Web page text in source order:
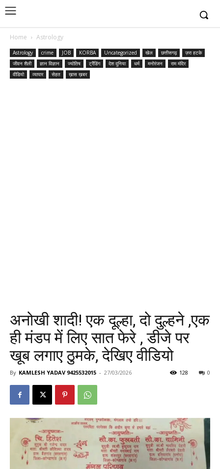
Home Astrology
Astrology crime JOB KORBA Uncategorized खेल छत्तीसगढ़
ज़रा हटके
जीवन शैली
ज्ञान विज्ञान ज्योतिष ट्रैंडिंग देश दुनिया धर्म मनोरंजन
राम मंदिर
वीडियो
व्यापार सेहत ख़ास ख़बर
अनोखी शादी! एक दूल्हा, दो दुल्हने ,एक
ही मंडप में लिए सात फेरे , डीजे पर
खूब लगाए ठुमके, देखिए वीडियो
By KAMLESH YADAV 9425532015 - 27/03/2026 0
128